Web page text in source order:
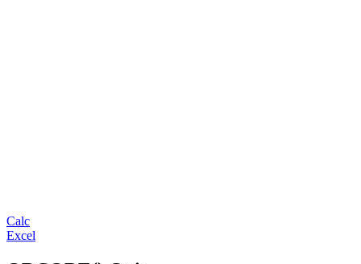
Calc
Excel